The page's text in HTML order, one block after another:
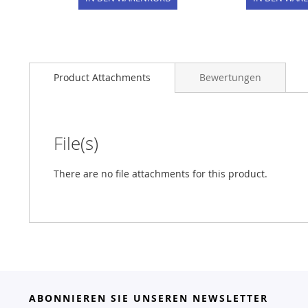
Product Attachments
File(s)
There are no file attachments for this product.
Bewertungen
ABONNIEREN SIE UNSEREN NEWSLETTER